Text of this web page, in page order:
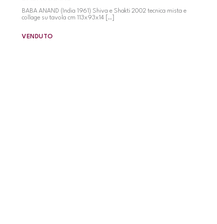
BABA ANAND (India 1961) Shiva e Shakti 2002 tecnica mista e
collage su tavola cm 113x93x14 [..]
VENDUTO